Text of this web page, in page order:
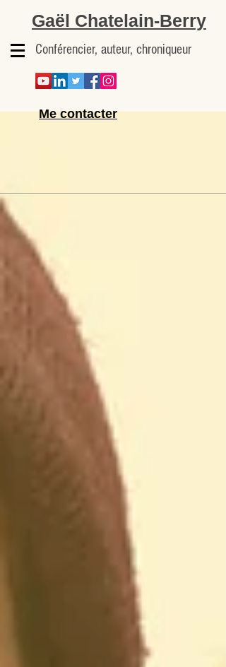
Gaël Chatelain-Berry
Conférencier, auteur, chroniqueur
Me contacter